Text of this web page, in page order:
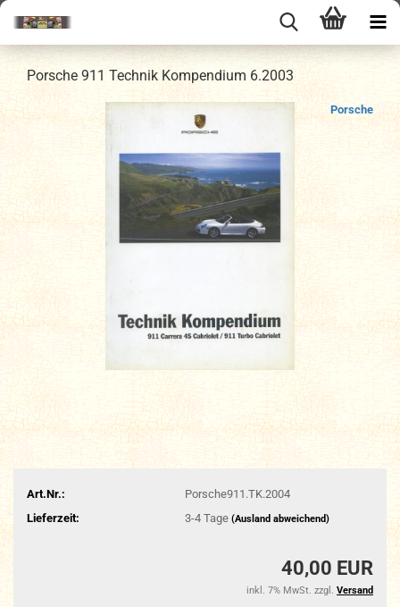
Porsche 911 Technik Kompendium 6.2003
Porsche
Art.Nr.:
Porsche911.TK.2004
Lieferzeit:
3-4 Tage (Ausland abweichend)
40,00 EUR
inkl. 7% MwSt. zzgl. Versand